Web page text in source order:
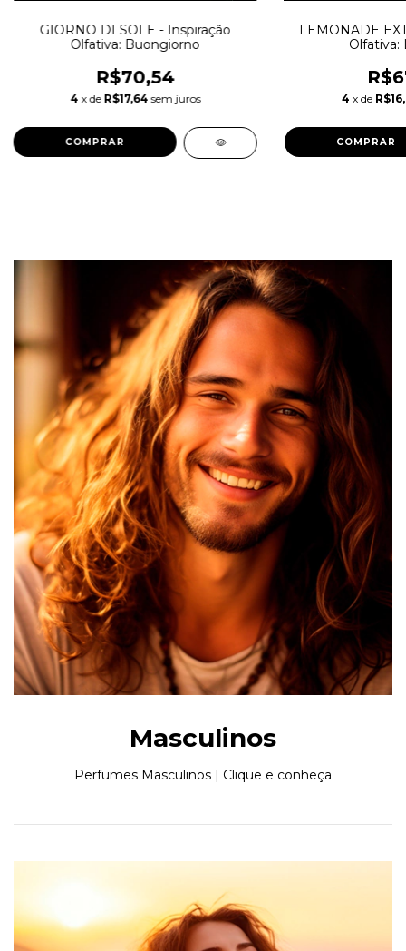
GIORNO DI SOLE - Inspiração
Olfativa: Buongiorno
R$70,54
4 x de R$17,64 sem juros
COMPRAR
LEMONADE
Olfativa:
4 x de
COMPRAR
Masculinos
Perfumes Masculinos | Clique e conheça